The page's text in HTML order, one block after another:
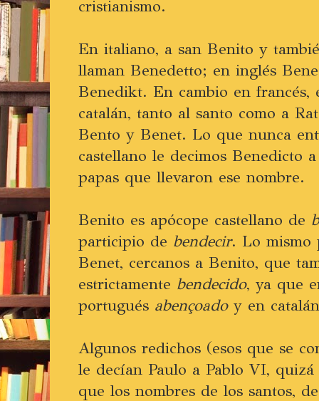
cristianismo.
En italiano, a san Benito y
llaman Benedetto; en inglés
Benedikt. En cambio en francés,
catalán, tanto al santo como a
Bento y Benet. Lo que nunca
castellano le decimos Benedicto
papas que llevaron ese nombre.
Benito es apócope castellano de
participio de bendecir. Lo mismo
Benet, cercanos a Benito, que
estrictamente bendecido, ya que
portugués abençoadoy en
Algunos redichos (esos que se
le decían Paulo a Pablo VI,
que los nombres de los santos,